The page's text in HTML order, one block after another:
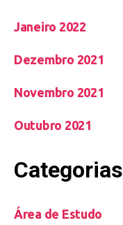
Janeiro 2022
Dezembro 2021
Novembro 2021
Outubro 2021
Categorias
Área de Estudo